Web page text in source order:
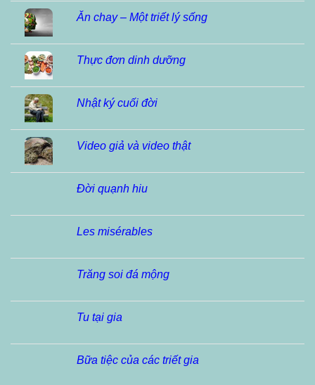
Ăn chay – Một triết lý sống
Thực đơn dinh dưỡng
Nhật ký cuối đời
Video giả và video thật
Đời quạnh hiu
Les misérables
Trăng soi đá mộng
Tu tại gia
Bữa tiệc của các triết gia